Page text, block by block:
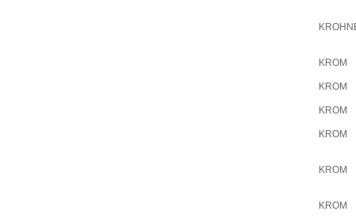
KROM
KROM
KROM
KROM
KROM
KROM